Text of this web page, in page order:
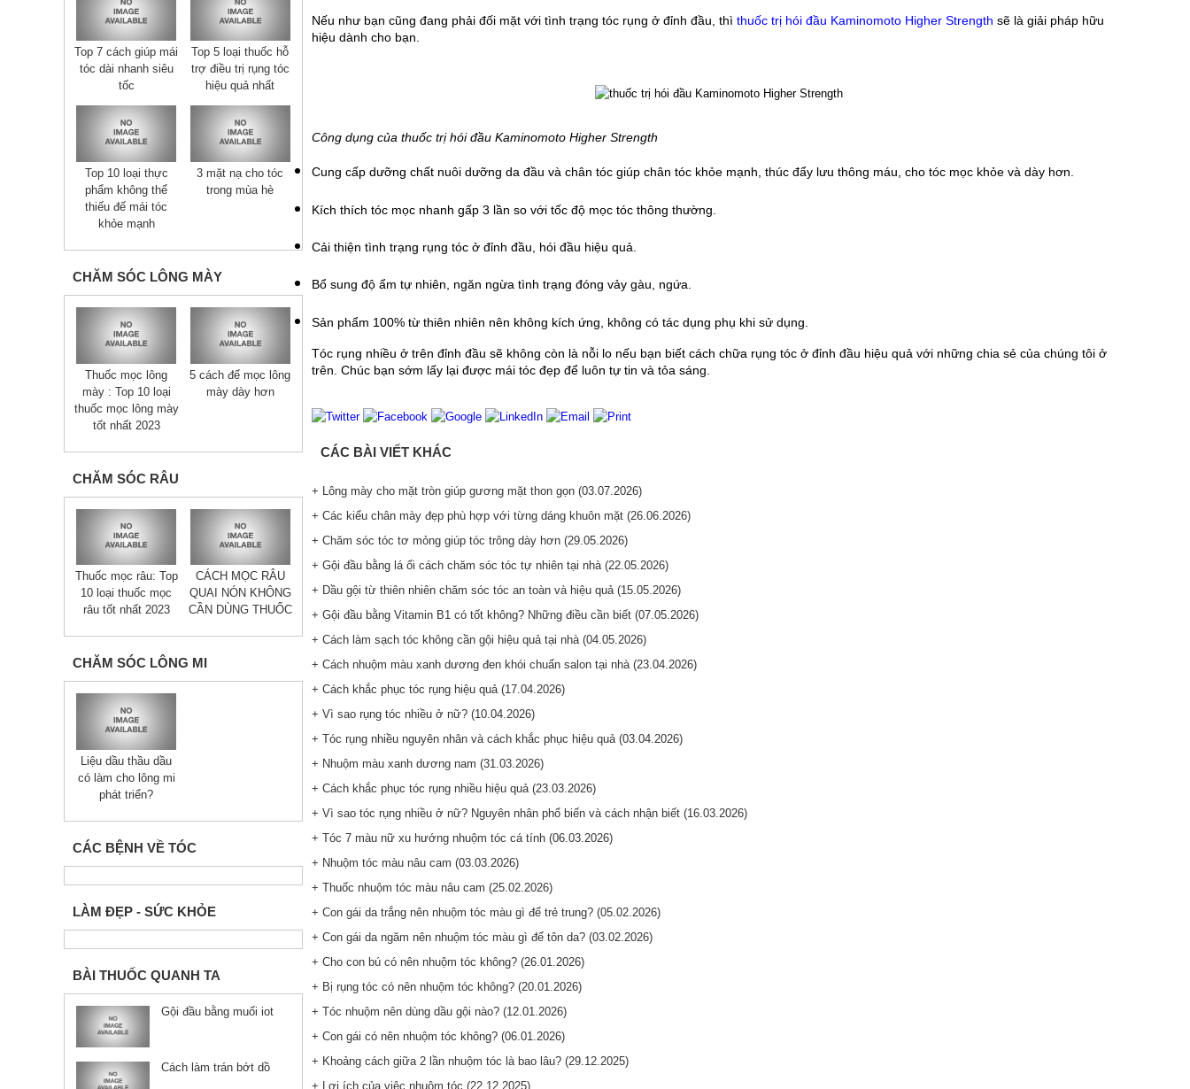
Top 7 cách giúp mái
tóc dài nhanh siêu
tốc
Top 5 loại thuốc hỗ
trợ điều trị rụng tóc
hiệu quả nhất
Top 10 loại thực
phẩm không thể
thiếu đế mái tóc
khỏe mạnh
3 mặt nạ cho tóc
trong mùa hè
CHĂM SÓC LÔNG MÀY
Thuốc mọc lông
mày : Top 10 loại
thuốc mọc lông mày
tốt nhất 2023
5 cách để mọc lông
mày dày hơn
CHĂM SÓC RÂU
Thuốc mọc râu: Top
10 loại thuốc mọc
râu tốt nhất 2023
CÁCH MỌC RÂU
QUAI NÓN KHÔNG
CẦN DÙNG THUỐC
CHĂM SÓC LÔNG MI
Liệu dầu thầu dầu
có làm cho lông mi
phát triển?
CÁC BỆNH VỀ TÓC
LÀM ĐẸP - SỨC KHỎE
BÀI THUỐC QUANH TA
Gội đầu bằng muối iot
Cách làm trán bớt dồ
Nếu như bạn cũng đang phải đối mặt với tình trạng tóc rụng ở đỉnh đầu, thì thuốc trị hói đầu Kaminomoto Higher Strength sẽ là giải pháp hữu
hiệu dành cho bạn.
Công dụng của thuốc trị hói đầu Kaminomoto Higher Strength
Cung cấp dưỡng chất nuôi dưỡng da đầu và chân tóc giúp chân tóc khỏe mạnh, thúc đẩy lưu thông máu, cho tóc mọc khỏe và dày hơn.
Kích thích tóc mọc nhanh gấp 3 lần so với tốc độ mọc tóc thông thường.
Cải thiện tình trạng rụng tóc ở đỉnh đầu, hói đầu hiệu quả.
Bổ sung độ ẩm tự nhiên, ngăn ngừa tình trạng đóng vảy gàu, ngứa.
Sản phẩm 100% từ thiên nhiên nên không kích ứng, không có tác dụng phụ khi sử dụng.
Tóc rụng nhiều ở trên đỉnh đầu sẽ không còn là nỗi lo nếu bạn biết cách chữa rụng tóc ở đỉnh đầu hiệu quả với những chia sẻ của chúng tôi ở
trên. Chúc bạn sớm lấy lại được mái tóc đẹp để luôn tự tin và tỏa sáng.
CÁC BÀI VIẾT KHÁC
+ Lông mày cho mặt tròn giúp gương mặt thon gọn (03.07.2026)
+ Các kiểu chân mày đẹp phù hợp với từng dáng khuôn mặt (26.06.2026)
+ Chăm sóc tóc tơ mỏng giúp tóc trông dày hơn (29.05.2026)
+ Gội đầu bằng lá ổi cách chăm sóc tóc tự nhiên tại nhà (22.05.2026)
+ Dầu gội từ thiên nhiên chăm sóc tóc an toàn và hiệu quả (15.05.2026)
+ Gội đầu bằng Vitamin B1 có tốt không? Những điều cần biết (07.05.2026)
+ Cách làm sạch tóc không cần gội hiệu quả tại nhà (04.05.2026)
+ Cách nhuộm màu xanh dương đen khói chuẩn salon tại nhà (23.04.2026)
+ Cách khắc phục tóc rụng hiệu quả (17.04.2026)
+ Vì sao rụng tóc nhiều ở nữ? (10.04.2026)
+ Tóc rụng nhiều nguyên nhân và cách khắc phục hiệu quả (03.04.2026)
+ Nhuộm màu xanh dương nam (31.03.2026)
+ Cách khắc phục tóc rụng nhiều hiệu quả (23.03.2026)
+ Vì sao tóc rụng nhiều ở nữ? Nguyên nhân phổ biến và cách nhận biết (16.03.2026)
+ Tóc 7 màu nữ xu hướng nhuộm tóc cá tính (06.03.2026)
+ Nhuộm tóc màu nâu cam (03.03.2026)
+ Thuốc nhuộm tóc màu nâu cam (25.02.2026)
+ Con gái da trắng nên nhuộm tóc màu gì để trẻ trung? (05.02.2026)
+ Con gái da ngăm nên nhuộm tóc màu gì để tôn da? (03.02.2026)
+ Cho con bú có nên nhuộm tóc không? (26.01.2026)
+ Bị rụng tóc có nên nhuộm tóc không? (20.01.2026)
+ Tóc nhuộm nên dùng dầu gội nào? (12.01.2026)
+ Con gái có nên nhuộm tóc không? (06.01.2026)
+ Khoảng cách giữa 2 lần nhuộm tóc là bao lâu? (29.12.2025)
+ Lợi ích của việc nhuộm tóc (22.12.2025)